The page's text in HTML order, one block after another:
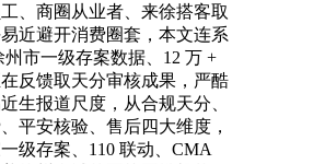
、商圈从业者、来徐搭客取
近避开消费圈套，本文连系
州市一级存案数据、12 万 +
反馈取天分审核成果，严酷
生报道尺度，从合规天分、
平安核验、售后四大维度，
级存案、110 联动、CMA